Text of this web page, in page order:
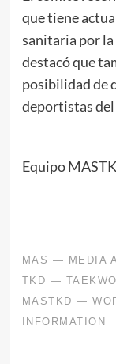
que tiene
sanitaria por la
destacó que
posibilidad de
deportistas
Equipo